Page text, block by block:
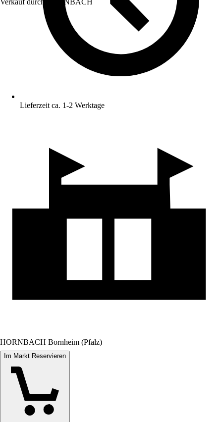
Verkauf durch: HORNBACH
Lieferzeit ca. 1-2 Werktage
HORNBACH Bornheim (Pfalz)
Im Markt Reservieren